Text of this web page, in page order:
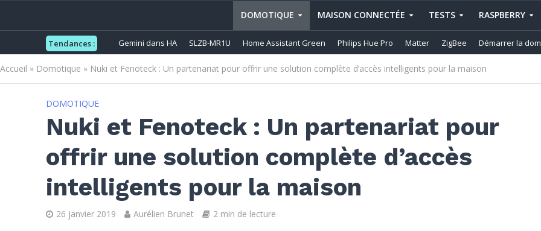
DOMOTIQUE MAISON CONNECTÉE TESTS RASPBERRY
Tendances : Gemini dans HA SLZB-MR1U Home Assistant Green Philips Hue Pro Matter ZigBee Démarrer la
Accueil » Domotique » Nuki et Fenoteck : Un partenariat pour offrir une solution complète d’accès intelligents pour la maison
DOMOTIQUE
Nuki et Fenoteck : Un partenariat pour
offrir une solution complète d’accès
intelligents pour la maison
26 janvier 2019 Aurélien Brunet 2 min de lecture